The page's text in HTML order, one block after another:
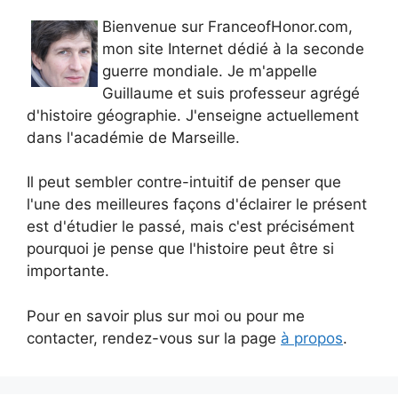
Bienvenue sur FranceofHonor.com,
mon site Internet dédié à la seconde
guerre mondiale. Je m'appelle
Guillaume et suis professeur agrégé
d'histoire géographie. J'enseigne actuellement
dans l'académie de Marseille.
Il peut sembler contre-intuitif de penser que
l'une des meilleures façons d'éclairer le présent
est d'étudier le passé, mais c'est précisément
pourquoi je pense que l'histoire peut être si
importante.
Pour en savoir plus sur moi ou pour me
contacter, rendez-vous sur la page à propos.